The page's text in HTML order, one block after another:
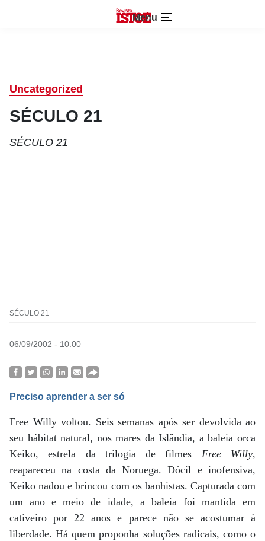
Menu
Uncategorized
SÉCULO 21
SÉCULO 21
SÉCULO 21
06/09/2002 - 10:00
Preciso aprender a ser só
Free Willy voltou. Seis semanas após ser devolvida ao
seu hábitat natural, nos mares da Islândia, a baleia orca
Keiko, estrela da trilogia de filmes Free Willy,
reapareceu na costa da Noruega. Dócil e inofensiva,
Keiko nadou e brincou com os banhistas. Capturada com
um ano e meio de idade, a baleia foi mantida em
cativeiro por 22 anos e parece não se acostumar à
liberdade. Há quem proponha soluções radicais, como o